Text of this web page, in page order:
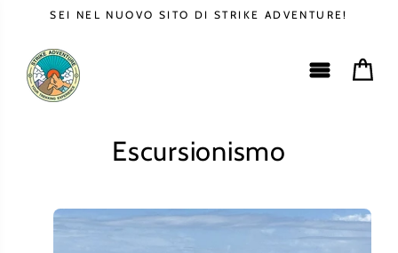
contenuti
SEI NEL NUOVO SITO DI STRIKE ADVENTURE!
Escursionismo